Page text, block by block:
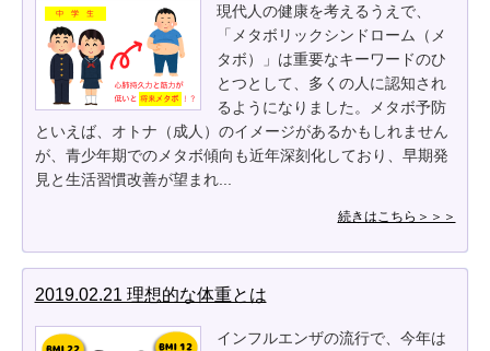
現代人の健康を考えるうえで、
「メタボリックシンドローム（メ
タボ）」は重要なキーワードのひ
とつとして、多くの人に認知され
るようになりました。メタボ予防
といえば、オトナ（成人）のイメージがあるかもしれません
が、青少年期でのメタボ傾向も近年深刻化しており、早期発
見と生活習慣改善が望まれ...
続きはこちら＞＞＞
2019.02.21 理想的な体重とは
インフルエンザの流行で、今年は